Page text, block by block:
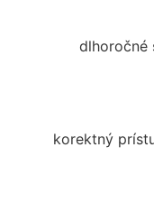
dlhoročné
korektný